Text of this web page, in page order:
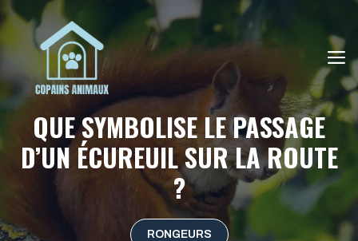
Aller
au
contenu
QUE SYMBOLISE LE PASSAGE
D’UN ÉCUREUIL SUR LA ROUTE
?
RONGEURS